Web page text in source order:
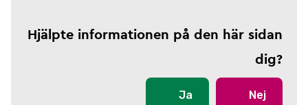
Hjälpte informationen på den här sidan
dig?
Ja Nej